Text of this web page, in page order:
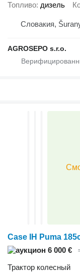
Топливо дизель
Словакия,
AGROSEPO s.r.o.
Case IH Puma
6 000 €
Трактор колесный